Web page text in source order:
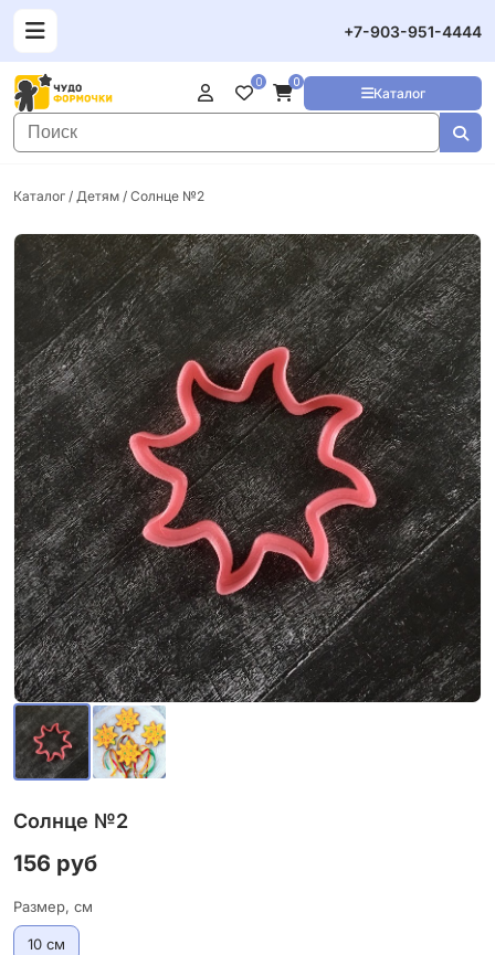
+7-903-951-4444
Каталог
0 0
Каталог / Детям / Солнце №2
Солнце №2
156 руб
Размер, см
10 см